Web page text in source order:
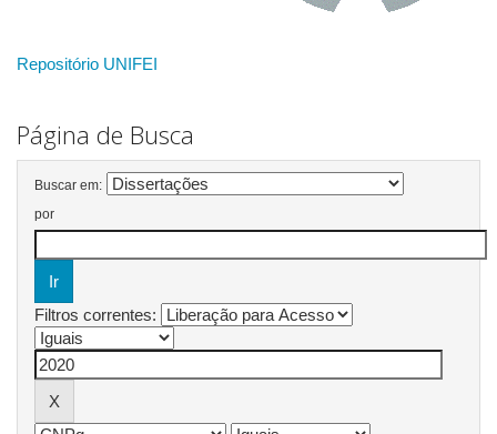
Repositório UNIFEI
Página de Busca
Buscar em:
por
Filtros correntes: